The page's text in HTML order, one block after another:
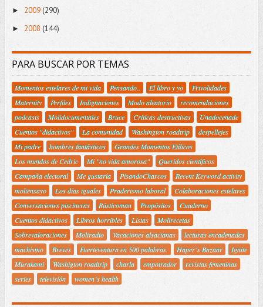
► 2009(290)
► 2008 (144)
PARA BUSCAR POR TEMAS
Momentos estelares de mi vida Pensando.. El libro y yo
Frivolidades
Maternity
Perfiles Indignaciones Modo aleatorio
recomendaciones
podcasts
Molidocumentales Bruce Criticas destructivas
Unadocenade
Cuentos "didactivos"
La comunidad Washington roadtrip
despellejes
Mi padre
hombres fantásticos
Grandes Momentos Etílicos
Los mundos de Cedric
Mi "no vida amorosa"
Queridos científicos
Campaña electoral
Me gustaría PisandoCharcos
Recent Keyword activity
moliensayo
Los días iguales Praderismo laboral
Colaboraciones estelares
Conversaciones piscineras
Rústicoman Propósitos
Cuaderno
Cuentos didactivos
Libros horribles Listas
Molirecetas
Sobrevaloraciones
Moliradio Vacaciones alsacianas
lecturas encadenadas
machismo
Breves Fuerteventura en 500 palabras. Haper´s Bazaar
Ignite
Murakami
Washigton roadtrip charla empotrador
revistas femeninas
series
televisión women´s health